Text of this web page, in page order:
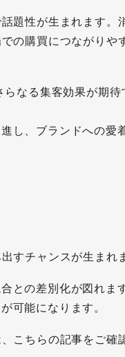
題性が生まれます。
の購買につながりや
なる集客効果が期待
し、ブランドへの愛
すチャンスが生まれ
との差別化が図れま
可能になります。
こちらの記事をご確